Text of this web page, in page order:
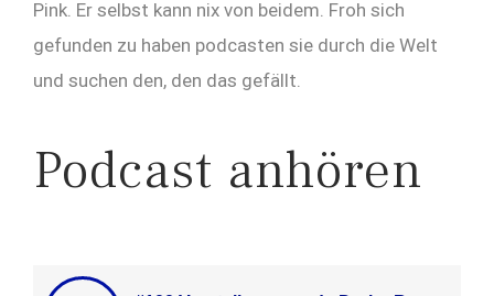
Pink. Er selbst kann nix von beidem. Froh sich
gefunden zu haben podcasten sie durch die Welt
und suchen den, den das gefällt.
Podcast anhören